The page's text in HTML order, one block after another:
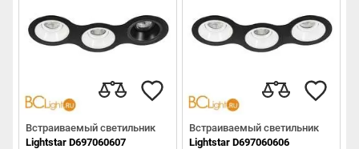
Встраиваемый светильник
Lightstar D697060607
Встраиваемый светильник
Lightstar D697060606